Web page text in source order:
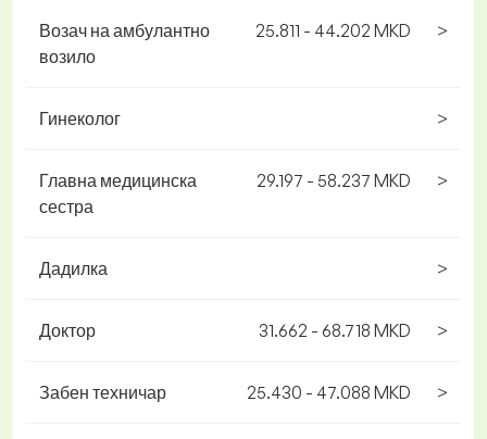
Возач на амбулантно
возило
25.811 - 44.202 MKD >
Гинеколог >
Главна медицинска
сестра
29.197 - 58.237 MKD >
Дадилка >
Доктор 31.662 - 68.718 MKD >
Забен техничар 25.430 - 47.088 MKD >